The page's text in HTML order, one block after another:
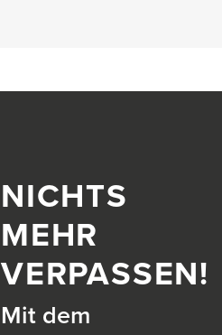
NICHTS
MEHR
VERPASSEN!
Mit dem